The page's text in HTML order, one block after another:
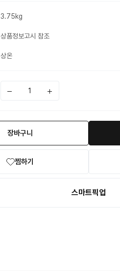
3.75kg
상품정보고시 참조
상온
장바구니
찜하기
스마트픽업